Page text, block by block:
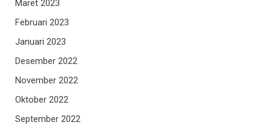
Maret 2023
Februari 2023
Januari 2023
Desember 2022
November 2022
Oktober 2022
September 2022